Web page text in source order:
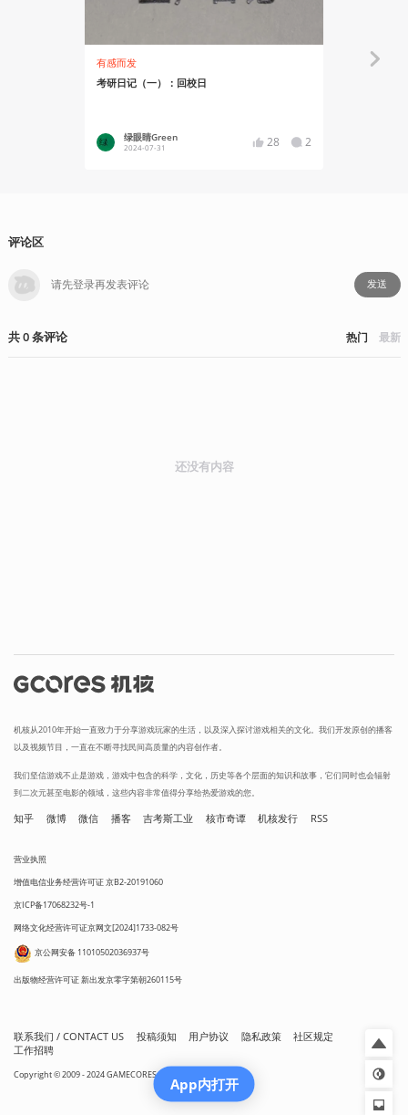
有感而发
考研日记（一）：回校日
绿眼睛Green
2024-07-31 28 2
有感而发
评论区
发送
共0条评论 热门 最新
还没有内容
机核从2010年开始一直致力于分享游戏玩家的生活，以及深入探讨游戏相关的文化。我们开发原创的播客
以及视频节目，一直在不断寻找民间高质量的内容创作者。
我们坚信游戏不止是游戏，游戏中包含的科学，文化，历史等各个层面的知识和故事，它们同时也会辐射
到二次元甚至电影的领域，这些内容非常值得分享给热爱游戏的您。
知乎 微博 微信 播客 吉考斯工业 核市奇谭 机核发行 RSS
营业执照
增值电信业务经营许可证 京B2-20191060
京ICP备17068232号-1
网络文化经营许可证京网文[2024]1733-082号
京公网安备 11010502036937号
出版物经营许可证 新出发京零字第朝260115号
联系我们 / CONTACT US 投稿须知 用户协议 隐私政策
社区规定
工作招聘
Copyright © 2009 - 2024 GAMECORES. All Rights Reserved
App内打开